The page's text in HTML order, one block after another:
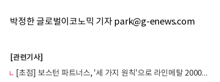
박정한 글로벌이코노믹 기자 park@g-enews.com
[관련기사]
[초점] 보스턴 파트너스, '세 가지 원칙'으로 라인메탈 2000% 수익